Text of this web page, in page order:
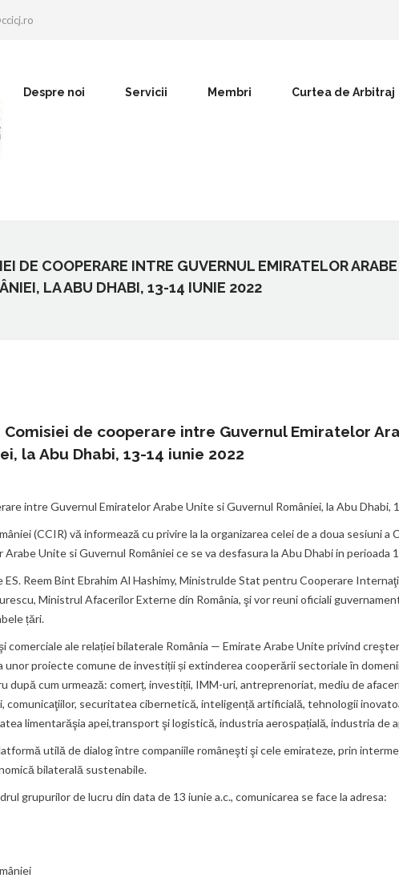
Despre noi Servicii Membri Curtea de Arbitraj
DE COOPERARE INTRE GUVERNUL EMIRATELOR ARABE
LA ABU DHABI, 13-14 IUNIE 2022
Comisiei de cooperare intre Guvernul Emiratelor
la Abu Dhabi, 13-14 iunie 2022
intre Guvernul Emiratelor Arabe Unite si Guvernul României, la Abu Dhabi,
(CCIR) vă informează cu privire la la organizarea celei de a doua sesiuni a
Unite si Guvernul României ce se va desfasura la Abu Dhabi in perioada
Reem Bint Ebrahim Al Hashimy, Ministrulde Stat pentru Cooperare
Ministrul Afacerilor Externe din România, şi vor reuni oficiali
țări.
comerciale ale relației bilaterale România — Emirate Arabe Unite privind
unor proiecte comune de investiții și extinderea cooperării sectoriale în
după cum urmează: comerț, investiții, IMM-uri, antreprenoriat, mediu de
comunicaţiilor, securitatea cibernetică, inteligență artificială, tehnologii
limentarăşia apei,transport şi logistică, industria aerospațială, industria de
utilă de dialog între companiile româneşti şi cele emirateze, prin
bilaterală sustenabile.
grupurilor de lucru din data de 13 iunie a.c., comunicarea se face la adresa: